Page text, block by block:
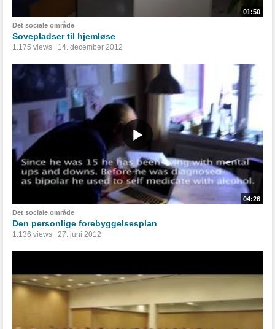
01:50
Det sociale område
Sovepladser til hjemløse
1.175 views 14. december 2012
04:26
Det sociale område
Den personlige forebyggelsesplan
1.136 views 27. juni 2012